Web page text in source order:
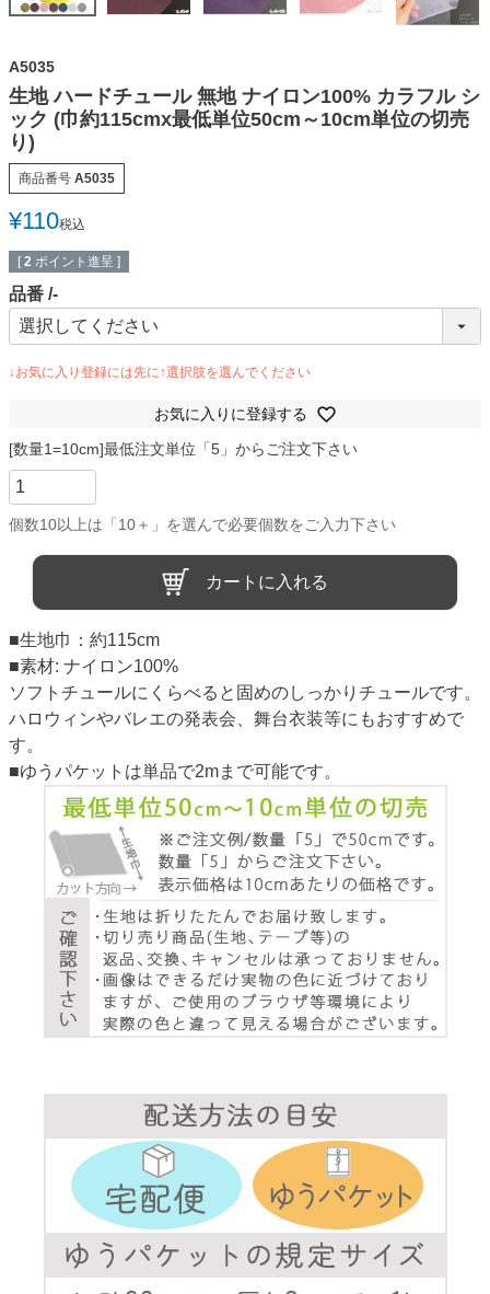
A5035
生地 ハードチュール 無地 ナイロン100% カラフル シ
ック (巾約115cmx最低単位50cm～10cm単位の切売
り)
商品番号 A5035
¥110税込
[ 2 ポイント進呈 ]
品番 -
お気に入りに登録する
カートに入れる
■生地巾：約115cm
■素材: ナイロン100%
ソフトチュールにくらべると固めのしっかりチュールです。
ハロウィンやバレエの発表会、舞台衣装等にもおすすめで
す。
■ゆうパケットは単品で2mまで可能です。